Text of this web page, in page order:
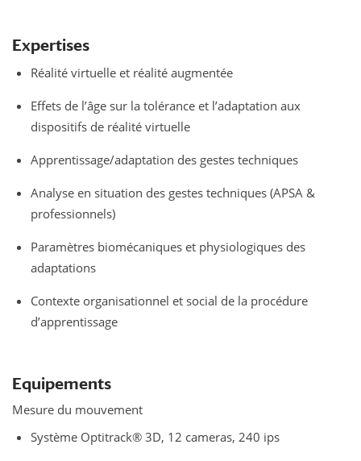
Expertises
Réalité virtuelle et réalité augmentée
Effets de l’âge sur la tolérance et l’adaptation aux
dispositifs de réalité virtuelle
Apprentissage/adaptation des gestes techniques
Analyse en situation des gestes techniques (APSA &
professionnels)
Paramètres biomécaniques et physiologiques des
adaptations
Contexte organisationnel et social de la procédure
d’apprentissage
Equipements
Mesure du mouvement
Système Optitrack® 3D, 12 cameras, 240 ips